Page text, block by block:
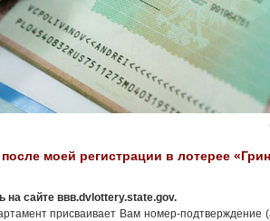
моей регистрации в лотерее
на сайте ввв.dvlottery.state.gov.
присваивает Вам номер-подтверждение